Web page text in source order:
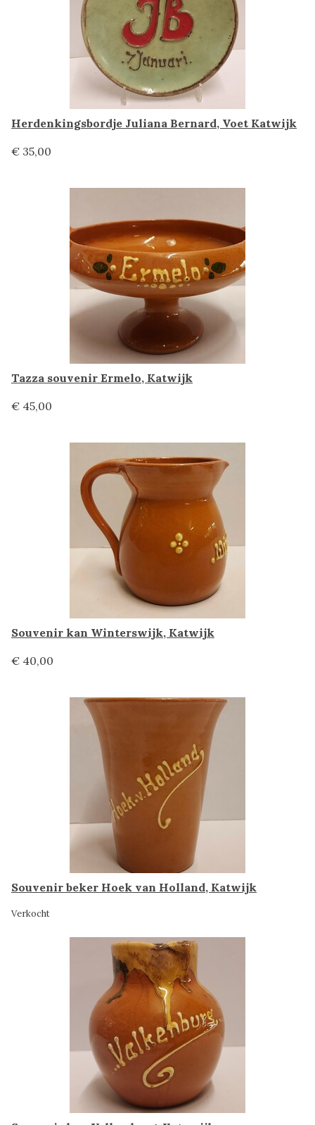
Herdenkingsbordje Juliana Bernard, Voet Katwijk
€ 35,00
Tazza souvenir Ermelo, Katwijk
€ 45,00
Souvenir kan Winterswijk, Katwijk
€ 40,00
Souvenir beker Hoek van Holland, Katwijk
Verkocht